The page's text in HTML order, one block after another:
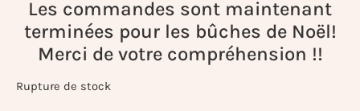
Les commandes sont maintenant
terminées pour les bûches de Noël!
Merci de votre compréhension !!
Rupture de stock